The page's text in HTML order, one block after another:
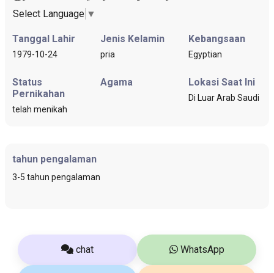
Select Language ▼
Tanggal Lahir
1979-10-24
Jenis Kelamin
pria
Kebangsaan
Egyptian
Status
Pernikahan
telah menikah
Agama Lokasi Saat Ini
Di Luar Arab Saudi
tahun pengalaman
3-5 tahun pengalaman
chat WhatsApp